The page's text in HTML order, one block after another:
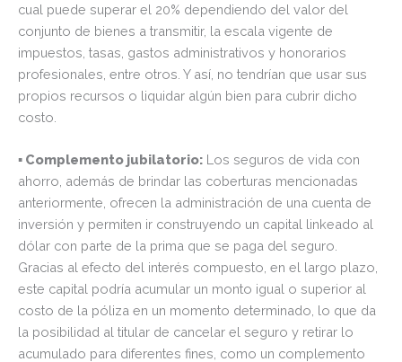
cual puede superar el 20% dependiendo del valor del
conjunto de bienes a transmitir, la escala vigente de
impuestos, tasas, gastos administrativos y honorarios
profesionales, entre otros. Y así, no tendrían que usar sus
propios recursos o liquidar algún bien para cubrir dicho
costo.
▪ Complemento jubilatorio: Los seguros de vida con
ahorro, además de brindar las coberturas mencionadas
anteriormente, ofrecen la administración de una cuenta de
inversión y permiten ir construyendo un capital linkeado al
dólar con parte de la prima que se paga del seguro.
Gracias al efecto del interés compuesto, en el largo plazo,
este capital podría acumular un monto igual o superior al
costo de la póliza en un momento determinado, lo que da
la posibilidad al titular de cancelar el seguro y retirar lo
acumulado para diferentes fines, como un complemento